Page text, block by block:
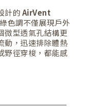
計的AirVent
色調不僅展現戶外
微型透氣孔結構更
動，迅速排除體熱
野徑穿梭，都能感